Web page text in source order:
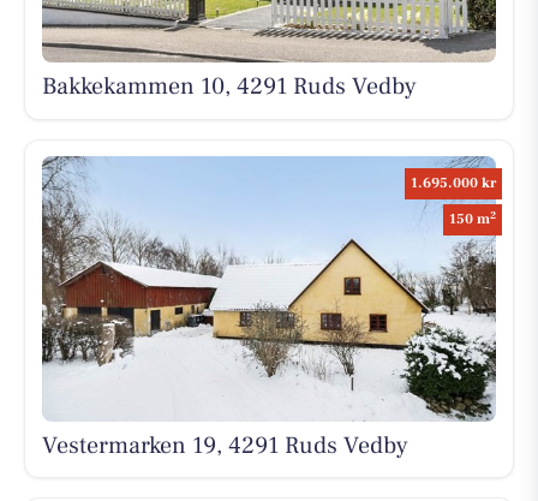
Bakkekammen 10, 4291 Ruds Vedby
1.695.000 kr
150 m2
Vestermarken 19, 4291 Ruds Vedby